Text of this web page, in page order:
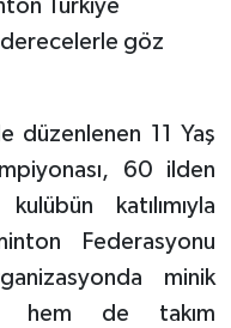
Türkiye
derecelerle göz
düzenlenen 11 Yaş
60 ilden
katılımıyla
Federasyonu
minik
hem de takım